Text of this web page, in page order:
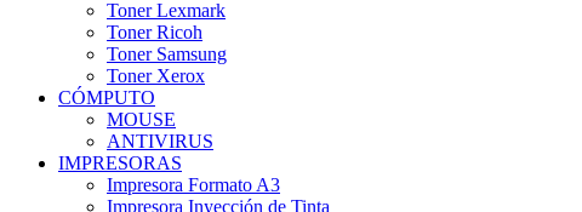
Toner Lexmark
Toner Ricoh
Toner Samsung
Toner Xerox
CÓMPUTO
MOUSE
ANTIVIRUS
IMPRESORAS
Impresora Formato A3
Impresora Inyección de Tinta